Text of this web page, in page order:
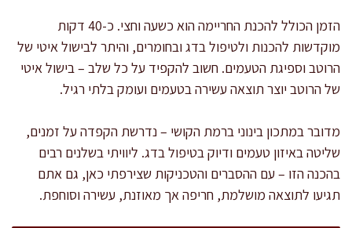
הזמן הכולל להכנת החריימה הוא כשעה וחצי. כ-40 דקות
מוקדשות להכנות ולטיפול בדג ובחומרים, והיתר לבישול איטי של
הרוטב וספיגת הטעמים. חשוב להקפיד על כל שלב – בישול איטי
של הרוטב יוצר תוצאה עשירה בטעמים ועומק בלתי רגיל.
מדובר במתכון בינוני ברמת הקושי – נדרשת הקפדה על זמנים,
שליטה באיזון טעמים ודיוק בטיפול בדג. ליוויתי בשלנים רבים
בהכנה הזו – עם ההסברים והטכניקות שצירפתי כאן, גם אתם
תגיעו לתוצאה מושלמת, חריפה אך מאוזנת, עשירה וסוחפת.